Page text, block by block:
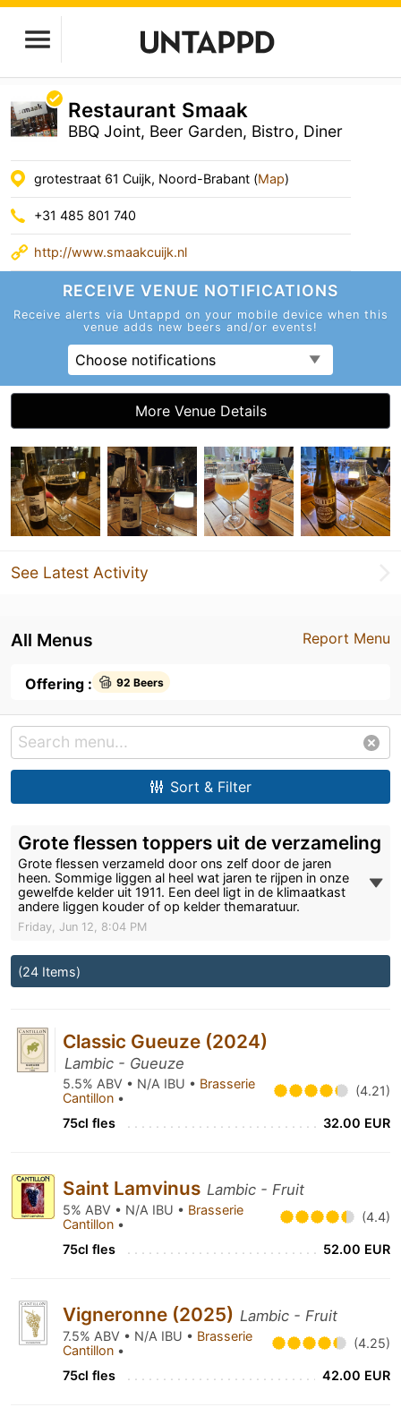
Restaurant Smaak
BBQ Joint, Beer Garden, Bistro, Diner
grotestraat 61 Cuijk, Noord-Brabant (Map)
+31 485 801 740
http://www.smaakcuijk.nl
RECEIVE VENUE NOTIFICATIONS
Receive alerts via Untappd on your mobile device when this
venue adds new beers and/or events!
Choose notifications
More Venue Details
See Latest Activity
Report Menu
All Menus
Offering : 92 Beers
Sort & Filter
Grote flessen toppers uit de verzameling
Grote flessen verzameld door ons zelf door de jaren
heen. Sommige liggen al heel wat jaren te rijpen in onze
gewelfde kelder uit 1911. Een deel ligt in de klimaatkast
andere liggen kouder of op kelder themaratuur.
Friday, Jun 12, 8:04 PM
(24 Items)
Classic Gueuze (2024)
Lambic - Gueuze
5.5% ABV • N/A IBU • Brasserie
Cantillon • (4.21)
75cl fles 32.00 EUR
Saint Lamvinus Lambic - Fruit
5% ABV • N/A IBU • Brasserie
Cantillon • (4.4)
75cl fles 52.00 EUR
Vigneronne (2025) Lambic - Fruit
7.5% ABV • N/A IBU • Brasserie
Cantillon • (4.25)
75cl fles 42.00 EUR